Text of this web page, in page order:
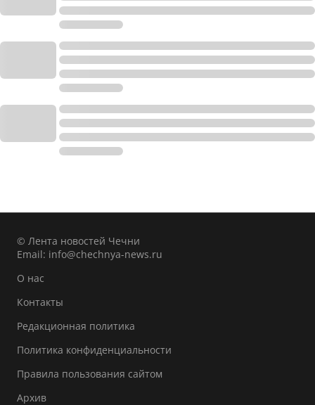
© Лента новостей Чечни
Email: info@chechnya-news.ru
О нас
Контакты
Редакционная политика
Политика конфиденциальности
Правила пользования сайтом
Архив